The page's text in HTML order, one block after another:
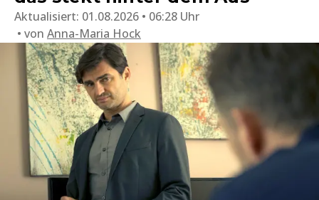
Aktualisiert: 01.08.2026 • 06:28 Uhr
von Anna-Maria Hock